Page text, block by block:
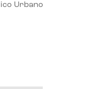
Urbano